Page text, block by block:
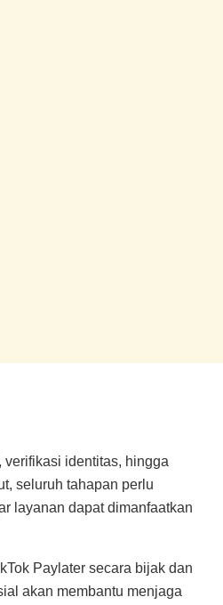
verifikasi identitas, hingga
seluruh tahapan perlu
layanan dapat dimanfaatkan
Paylater secara bijak dan
akan membantu menjaga